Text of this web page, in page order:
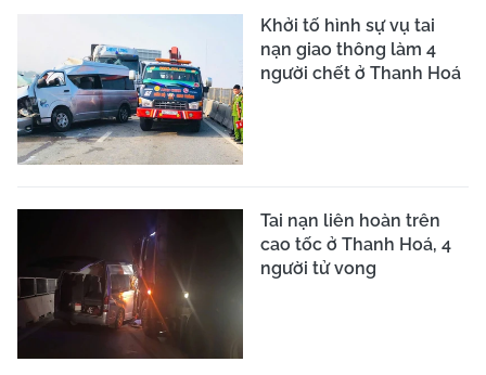
Khởi tố hình sự vụ tai
nạn giao thông làm 4
người chết ở Thanh Hoá
Tai nạn liên hoàn trên
cao tốc ở Thanh Hoá, 4
người tử vong